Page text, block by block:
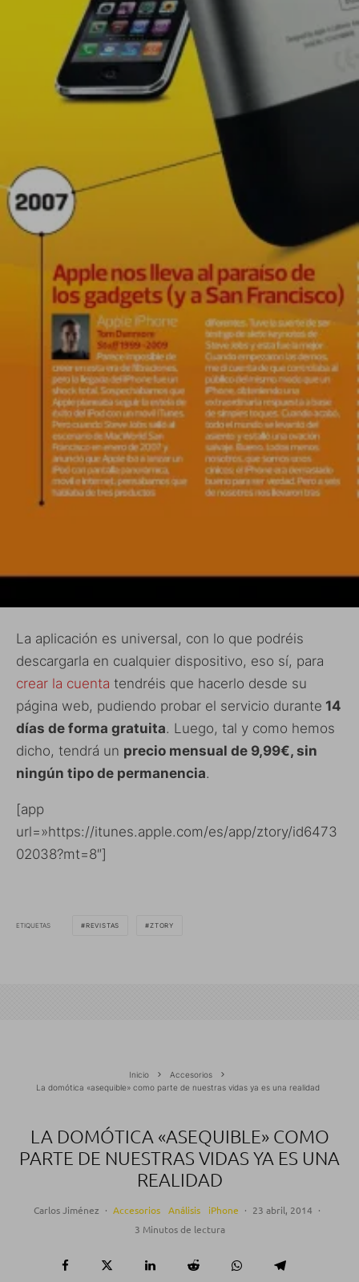
La aplicación es universal, con lo que podréis
descargarla en cualquier dispositivo, eso sí, para
crear la cuenta tendréis que hacerlo desde su
página web, pudiendo probar el servicio durante 14
días de forma gratuita. Luego, tal y como hemos
dicho, tendrá un precio mensual de 9,99€, sin
ningún tipo de permanencia.
[app
url=»https://itunes.apple.com/es/app/ztory/id6473
02038?mt=8″]
ETIQUETAS REVISTAS ZTORY
Inicio
Accesorios
La domótica «asequible» como parte de nuestras vidas ya es una realidad
LA DOMÓTICA «ASEQUIBLE» COMO
PARTE DE NUESTRAS VIDAS YA ES UNA
REALIDAD
Carlos Jiménez · Accesorios Análisis iPhone · 23 abril, 2014 ·
3 Minutos de lectura